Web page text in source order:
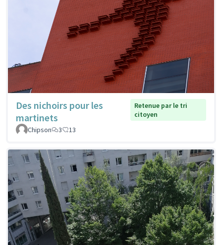
Des nichoirs pour les
martinets
Retenue par le tri
citoyen
Chipson
3 13